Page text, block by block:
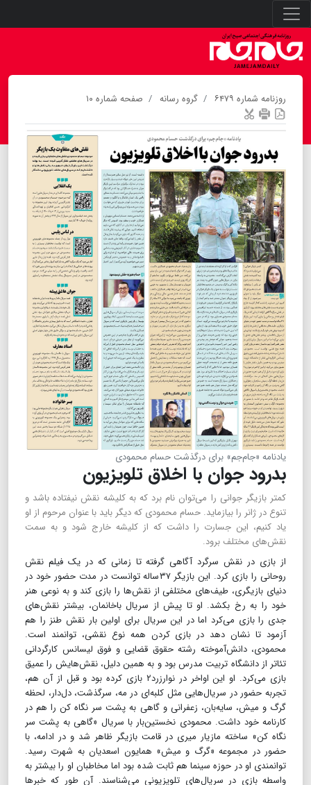
روزنامه شماره ۶۴۷۹ گروه رسانه صفحه شماره ۱۰
یادنامه «جام‌جم» برای درگذشت حسام محمودی
بدرود جوان با‌ اخلاق تلویزیون
کمتر بازیگر جوانی را می‌توان نام برد که به کلیشه نقش نیفتاده باشد و
تنوع در ژانر را بیازماید. حسام محمودی که دیگر باید با عنوان مرحوم از او
یاد کنیم، این جسارت را داشت که از کلیشه خارج شود و به سمت
نقش‌های مختلف برود.
از بازی در نقش سرگرد آگاهی گرفته تا زمانی که در یک فیلم نقش
روحانی را بازی ‌کرد. این بازیگر ۳۷ساله توانست در مدت حضور خود در
دنیای بازیگری، طیف‌های مختلفی از نقش‌ها را بازی کند و به نوعی هنر
خود را به رخ بکشد. او تا پیش از سریال باخانمان، بیشتر نقش‌های
جدی را بازی می‌کرد اما در این سریال برای اولین بار نقش طنز را هم
آزمود تا نشان دهد در بازی کردن همه نوع نقشی، توانمند است.
محمودی، دانش‌آموخته رشته حقوق قضایی و فوق لیسانس کارگردانی
تئاتر از دانشگاه تربیت مدرس بود و به همین دلیل، نقش‌هایش را عمیق
بازی می‌کرد. او این اواخر در نوارزرد۲ بازی کرده بود و قبل از آن هم،
تجربه حضور در سریال‌هایی مثل کلبه‌ای در مه، سرگذشت، دل‌دار، لحظه
گرگ و میش، سایه‌بان، زعفرانی و گاهی به پشت سر نگاه کن را هم در
کارنامه خود داشت. محمودی نخستین‌بار با سریال «گاهی به پشت سر
نگاه کن» ساخته مازیار میری در قامت بازیگر ظاهر شد و در ادامه، با
حضور در مجموعه «گرگ و میش» همایون اسعدیان به شهرت رسید.
توانمندی او در حوزه سینما هم ثابت شده بود اما مخاطبان او را بیشتر به
واسطه بازی در سریال‌های تلویزیونی می‌شناسند. آن طور که خبرها